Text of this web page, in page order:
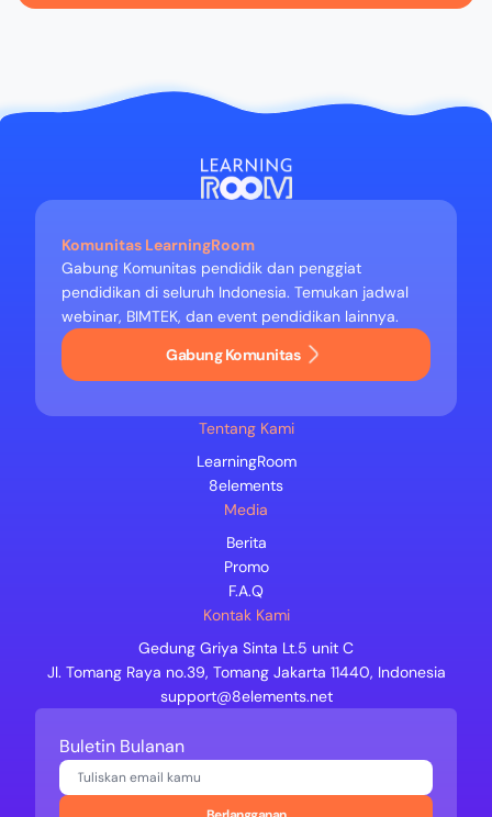
Komunitas LearningRoom
Gabung Komunitas pendidik dan penggiat
pendidikan di seluruh Indonesia. Temukan jadwal
webinar, BIMTEK, dan event pendidikan lainnya.
Gabung Komunitas
Tentang Kami
LearningRoom
8elements
Media
Berita
Promo
F.A.Q
Kontak Kami
Gedung Griya Sinta Lt.5 unit C
Jl. Tomang Raya no.39, Tomang Jakarta 11440, Indonesia
support@8elements.net
Buletin Bulanan